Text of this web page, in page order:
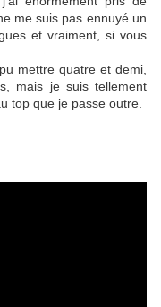
me suis pas ennuyé un
et vraiment, si vous
mettre quatre et demi,
mais je suis tellement
top que je passe outre.